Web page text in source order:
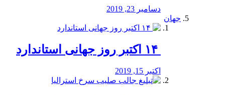
دسامبر 23, 2019
جهان
اکتبر 15, 2019